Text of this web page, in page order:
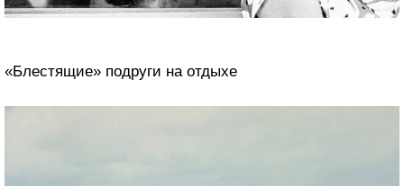
«Блестящие» подруги на отдыхе